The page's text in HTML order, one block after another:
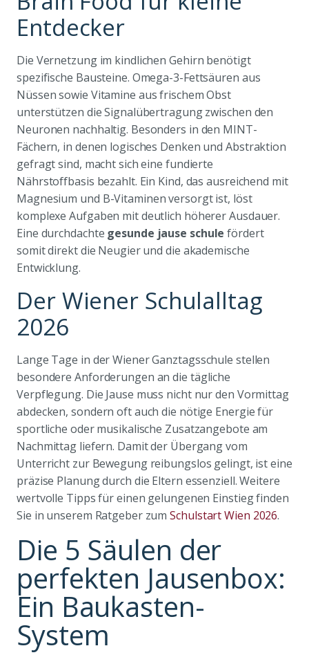
Entdecker
Die Vernetzung im kindlichen Gehirn benötigt
spezifische Bausteine. Omega-3-Fettsäuren aus
Nüssen sowie Vitamine aus frischem Obst
unterstützen die Signalübertragung zwischen den
Neuronen nachhaltig. Besonders in den MINT-
Fächern, in denen logisches Denken und Abstraktion
gefragt sind, macht sich eine fundierte
Nährstoffbasis bezahlt. Ein Kind, das ausreichend mit
Magnesium und B-Vitaminen versorgt ist, löst
komplexe Aufgaben mit deutlich höherer Ausdauer.
Eine durchdachte gesunde jause schule fördert
somit direkt die Neugier und die akademische
Entwicklung.
Der Wiener Schulalltag
2026
Lange Tage in der Wiener Ganztagsschule stellen
besondere Anforderungen an die tägliche
Verpflegung. Die Jause muss nicht nur den Vormittag
abdecken, sondern oft auch die nötige Energie für
sportliche oder musikalische Zusatzangebote am
Nachmittag liefern. Damit der Übergang vom
Unterricht zur Bewegung reibungslos gelingt, ist eine
präzise Planung durch die Eltern essenziell. Weitere
wertvolle Tipps für einen gelungenen Einstieg finden
Sie in unserem Ratgeber zumSchulstart Wien 2026.
Die 5 Säulen der
perfekten Jausenbox:
Ein Baukasten-
System